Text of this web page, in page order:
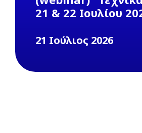
21 & 22 Ιουλίου
21 Ιούλιος 2026